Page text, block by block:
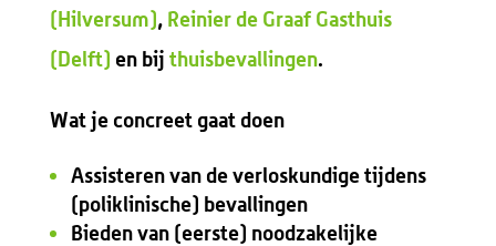
(Hilversum), Reinier de Graaf Gasthuis
(Delft) en bij thuisbevallingen.
Wat je concreet gaat doen
Assisteren van de verloskundige tijdens
(poliklinische) bevallingen
Bieden van (eerste) noodzakelijke